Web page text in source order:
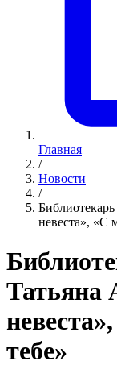
Главная
/
Новости
/
невеста», «С
Татьяна
тебе»